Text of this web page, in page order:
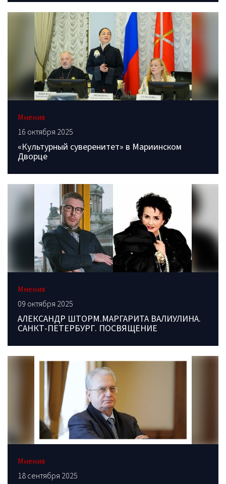
Мнения
16 октября 2025
«Культурный суверенитет» в Мариинском
Дворце
Мнения
09 октября 2025
АЛЕКСАНДР ШТОРМ.МАРГАРИТА ВАЛИУЛИНА.
САНКТ-ПЕТЕРБУРГ. ПОСВЯЩЕНИЕ
Мнения
18 сентября 2025